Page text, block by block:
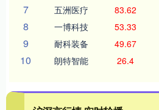
7 五洲医疗 83.62
8 一博科技 53.33
9 耐科装备 49.67
10 朗特智能 26.4